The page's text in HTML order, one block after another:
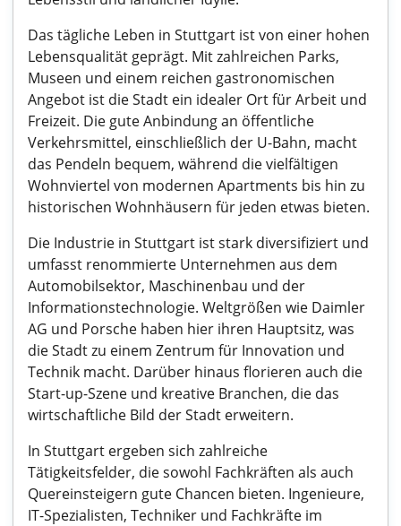
Das tägliche Leben in Stuttgart ist von einer hohen
Lebensqualität geprägt. Mit zahlreichen Parks,
Museen und einem reichen gastronomischen
Angebot ist die Stadt ein idealer Ort für Arbeit und
Freizeit. Die gute Anbindung an öffentliche
Verkehrsmittel, einschließlich der U-Bahn, macht
das Pendeln bequem, während die vielfältigen
Wohnviertel von modernen Apartments bis hin zu
historischen Wohnhäusern für jeden etwas bieten.
Die Industrie in Stuttgart ist stark diversifiziert und
umfasst renommierte Unternehmen aus dem
Automobilsektor, Maschinenbau und der
Informationstechnologie. Weltgrößen wie Daimler
AG und Porsche haben hier ihren Hauptsitz, was
die Stadt zu einem Zentrum für Innovation und
Technik macht. Darüber hinaus florieren auch die
Start-up-Szene und kreative Branchen, die das
wirtschaftliche Bild der Stadt erweitern.
In Stuttgart ergeben sich zahlreiche
Tätigkeitsfelder, die sowohl Fachkräften als auch
Quereinsteigern gute Chancen bieten. Ingenieure,
IT-Spezialisten, Techniker und Fachkräfte im